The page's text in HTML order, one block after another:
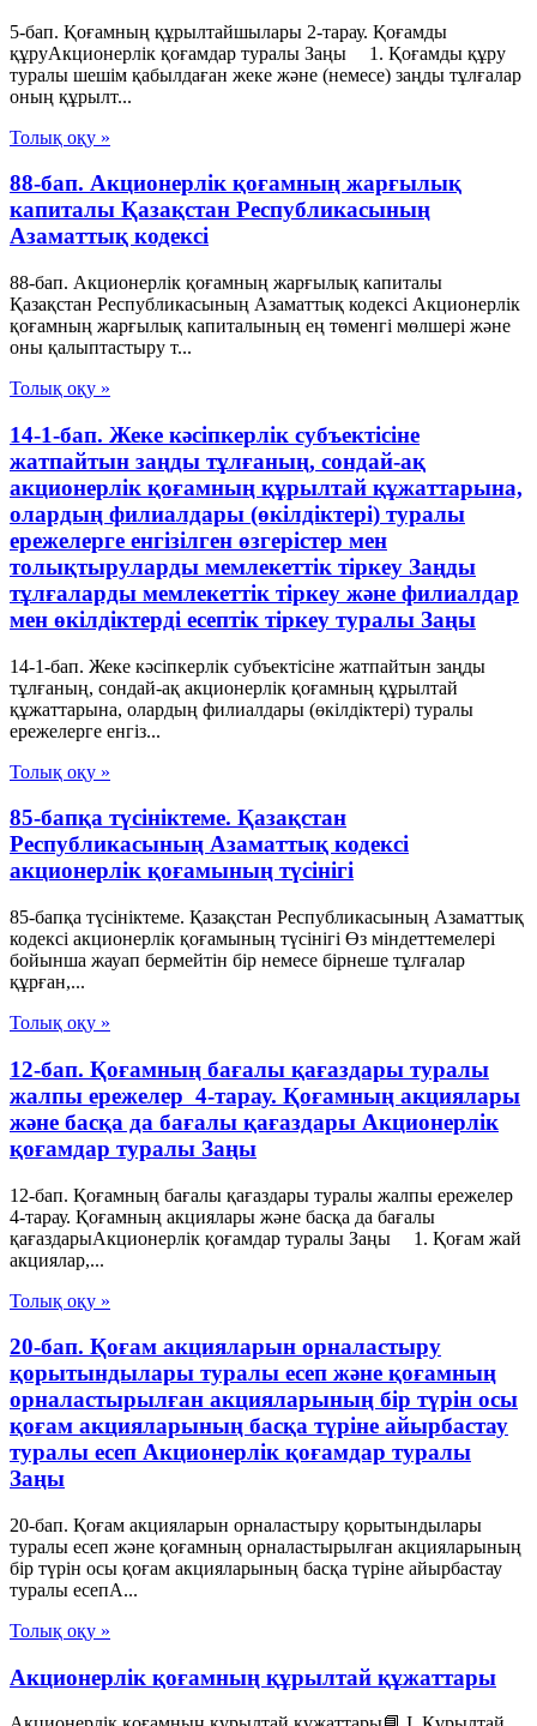
5-бап. Қоғамның құрылтайшылары 2-тарау. Қоғамды
құруАкционерлік қоғамдар туралы Заңы 1. Қоғамды құру
туралы шешім қабылдаған жеке және (немесе) заңды тұлғалар
оның құрылт...
Толық оқу »
88-бап. Акционерлiк қоғамның жарғылық
капиталы Қазақстан Республикасының
Азаматтық кодексi
88-бап. Акционерлiк қоғамның жарғылық капиталы
Қазақстан Республикасының Азаматтық кодексi Акционерлiк
қоғамның жарғылық капиталының ең төменгi мөлшерi және
оны қалыптастыру т...
Толық оқу »
14-1-бап. Жеке кәсіпкерлік субъектісіне
жатпайтын заңды тұлғаның, сондай-ақ
акционерлік қоғамның құрылтай құжаттарына,
олардың филиалдары (өкілдіктері) туралы
ережелерге енгізілген өзгерістер мен
толықтыруларды мемлекеттік тіркеу Заңды
тұлғаларды мемлекеттік тіркеу және филиалдар
мен өкілдіктерді есептік тіркеу туралы Заңы
14-1-бап. Жеке кәсіпкерлік субъектісіне жатпайтын заңды
тұлғаның, сондай-ақ акционерлік қоғамның құрылтай
құжаттарына, олардың филиалдары (өкілдіктері) туралы
ережелерге енгіз...
Толық оқу »
85-бапқа түсініктеме. Қазақстан
Республикасының Азаматтық кодексі
акционерлік қоғамының түсінігі
85-бапқа түсініктеме. Қазақстан Республикасының Азаматтық
кодексі акционерлік қоғамының түсінігі Өз міндеттемелері
бойынша жауап бермейтін бір немесе бірнеше тұлғалар
құрған,...
Толық оқу »
12-бап. Қоғамның бағалы қағаздары туралы
жалпы ережелер 4-тарау. Қоғамның акциялары
және басқа да бағалы қағаздары Акционерлік
қоғамдар туралы Заңы
12-бап. Қоғамның бағалы қағаздары туралы жалпы ережелер
4-тарау. Қоғамның акциялары және басқа да бағалы
қағаздарыАкционерлік қоғамдар туралы Заңы 1. Қоғам жай
акциялар,...
Толық оқу »
20-бап. Қоғам акцияларын орналастыру
қорытындылары туралы есеп және қоғамның
орналастырылған акцияларының бір түрін осы
қоғам акцияларының басқа түріне айырбастау
туралы есеп Акционерлік қоғамдар туралы
Заңы
20-бап. Қоғам акцияларын орналастыру қорытындылары
туралы есеп және қоғамның орналастырылған акцияларының
бір түрін осы қоғам акцияларының басқа түріне айырбастау
туралы есепА...
Толық оқу »
Акционерлік қоғамның құрылтай құжаттары